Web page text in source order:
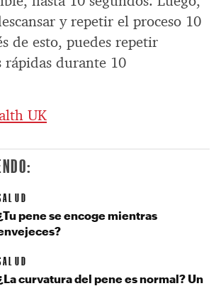
y repetir el proceso 10
de esto, puedes repetir
rápidas durante 10
UK
pene se encoge mientras
curvatura del pene es normal? Un